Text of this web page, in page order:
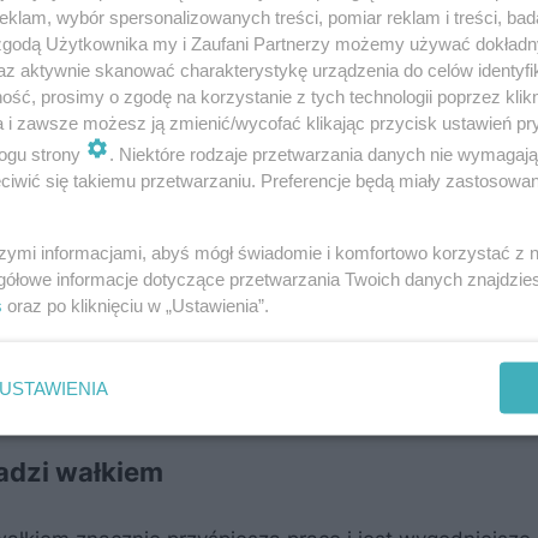
suchej mieszanki, którą należy rozrobić z
wody. W ten sposób uzyskuje się plastyczną masę,
agregatem do nakładania gładzi, w przypadku
gotowe do użycia gładzie polimerowe,
gwarantują jednakową konsystencję i wiążą na
sprawdzają do nakładania wałkiem.
wałkiem
wybór spersonalizowanych treści, pomiar reklam i treści,
Użytkownika my i Zaufani Partnerzy możemy używać
aktywnie skanować charakterystykę urządzenia do celów
prosimy o zgodę na korzystanie z tych technologii poprzez
i zawsze możesz ją zmienić/wycofać klikając przycisk ustawień
strony
. Niektóre rodzaje przetwarzania danych nie
się takiemu przetwarzaniu. Preferencje będą miały
informacjami, abyś mógł świadomie i komfortowo korzystać z
informacje dotyczące przetwarzania Twoich danych
oraz po kliknięciu w „Ustawienia”.
USTAWIENIA